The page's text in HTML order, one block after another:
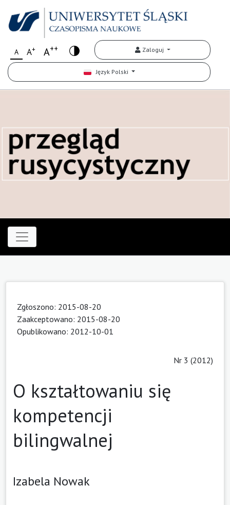
A A+ A++ Zaloguj
Język Polski
Zgłoszono: 2015-08-20
Zaakceptowano: 2015-08-20
Opublikowano: 2012-10-01
Nr 3 (2012)
O kształtowaniu się
kompetencji
bilingwalnej
Izabela Nowak